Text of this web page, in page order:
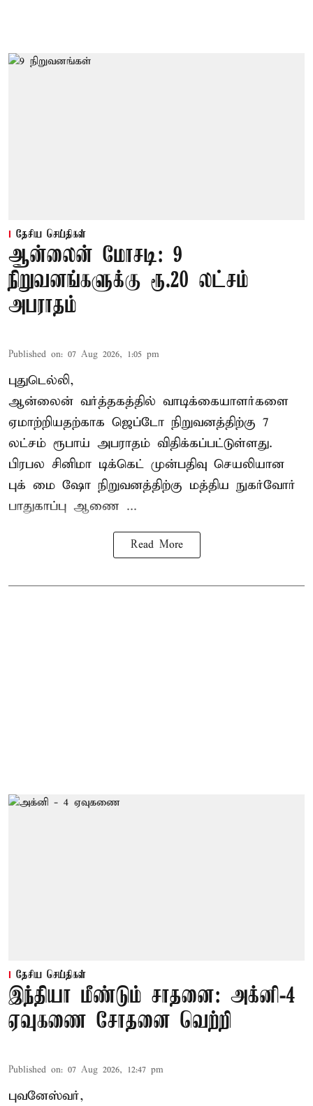
தேசிய செய்திகள்
ஆன்லைன் மோசடி: 9
நிறுவனங்களுக்கு ரூ.20 லட்சம்
அபராதம்
Published on: 07 Aug 2026, 1:05 pm
புதுடெல்லி,
ஆன்லைன் வர்த்தகத்தில் வாடிக்கையாளர்களை
ஏமாற்றியதற்காக ஜெப்டோ நிறுவனத்திற்கு 7
லட்சம் ரூபாய் அபராதம் விதிக்கப்பட்டுள்ளது.
பிரபல சினிமா டிக்கெட் முன்பதிவு செயலியான
புக் மை ஷோ நிறுவனத்திற்கு மத்திய நுகர்வோர்
பாதுகாப்பு ஆணை ...
Read More
தேசிய செய்திகள்
இந்தியா மீண்டும் சாதனை: அக்னி-4
ஏவுகணை சோதனை வெற்றி
Published on: 07 Aug 2026, 12:47 pm
புவனேஸ்வர்,